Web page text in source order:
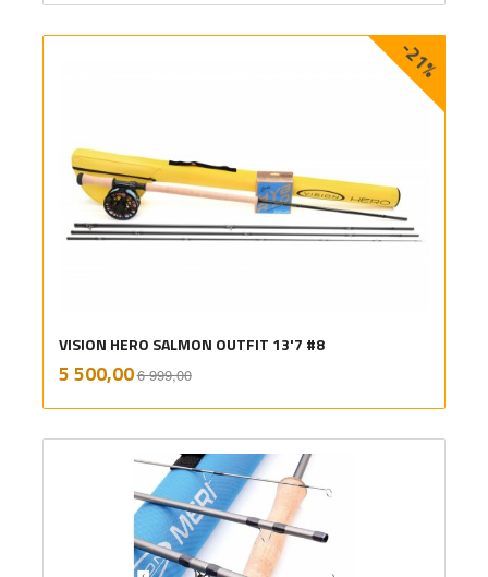
VISION HERO SALMON OUTFIT 13'7 #8
Tilbud
5 500,006 999,00
-21%
mva.